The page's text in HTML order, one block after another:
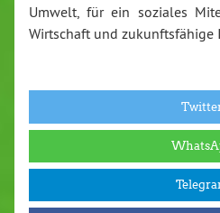
Umwelt, für ein soziales
Wirt­schaft und zu­kunfts­fä­hi­ge